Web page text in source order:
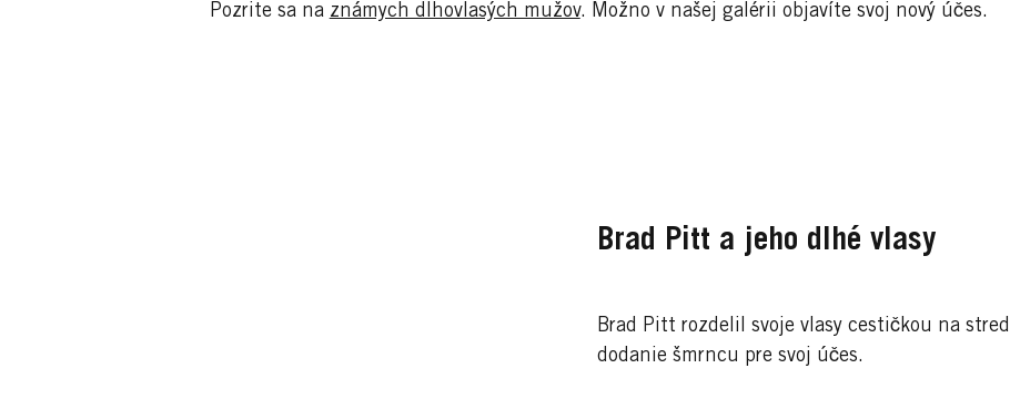
Pozrite sa na známych dlhovlasých mužov. Možno v našej galérii objavíte svoj nový účes.
Brad Pitt a jeho dlhé vlasy
Brad Pitt rozdelil svoje vlasy cestičkou na
dodanie šmrncu pre svoj účes.